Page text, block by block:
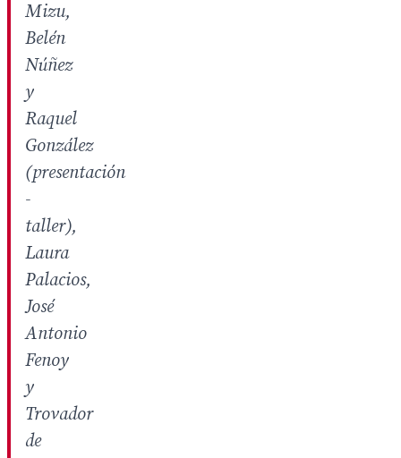
Mizu,
Belén
Núñez
y
Raquel
González
(presentación
-
taller),
Laura
Palacios,
José
Antonio
Fenoy
y
Trovador
de